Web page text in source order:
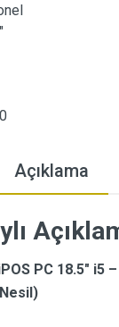
Açıklama
PC 18.5" i5